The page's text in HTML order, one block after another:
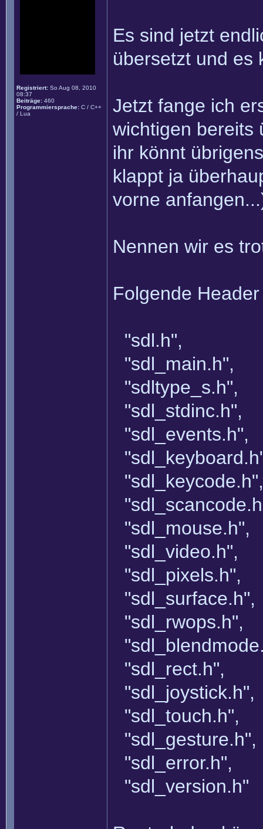
Registriert: So Aug 08, 2010
08:37
Beiträge: 460
Programmiersprache: C / C++
/ Lua
Es sind jetzt
übersetzt und es
Jetzt fange ich
wichtigen bereits
ihr könnt
klappt ja
vorne
Nennen wir es
Folgende
"sdl.h",
"sdl_main.h",
"sdltype_s.h",
"sdl_stdinc.h",
"sdl_events.h",
"sdl_keycode.h",
"sdl_mouse.h",
"sdl_video.h",
"sdl_pixels.h",
"sdl_surface.h",
"sdl_rwops.h",
"sdl_rect.h",
"sdl_joystick.h",
"sdl_touch.h",
"sdl_gesture.h",
"sdl_error.h",
"sdl_version.h"